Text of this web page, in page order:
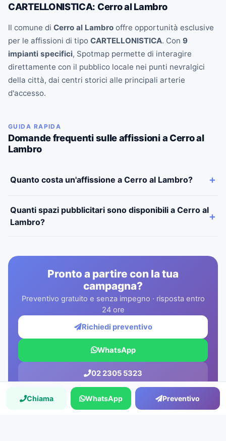
CARTELLONISTICA: Cerro al Lambro
Il comune di Cerro al Lambro offre opportunità esclusive
per le affissioni di tipo CARTELLONISTICA. Con 9
impianti specifici, Spotmap permette di interagire
direttamente con il pubblico locale nei punti nevralgici
della città, dai centri storici alle principali arterie
d'accesso.
GUIDA RAPIDA
Domande frequenti sulle affissioni a Cerro al
Lambro
Quanto costa un'affissione a Cerro al Lambro?
Quanti spazi pubblicitari sono disponibili a Cerro al
Lambro?
Pronto a partire con la tua
campagna?
Preventivo gratuito e senza impegno · risposta entro
24 ore
Richiedi preventivo
WhatsApp
02 2305 5323
Chiama WhatsApp Preventivo